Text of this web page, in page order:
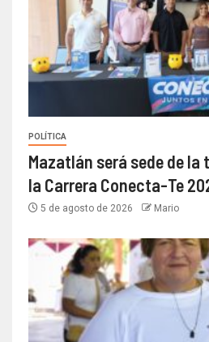
POLÍTICA
Mazatlán será sede de
la Carrera Conecta-Te
5 de agosto de 2026 Mario